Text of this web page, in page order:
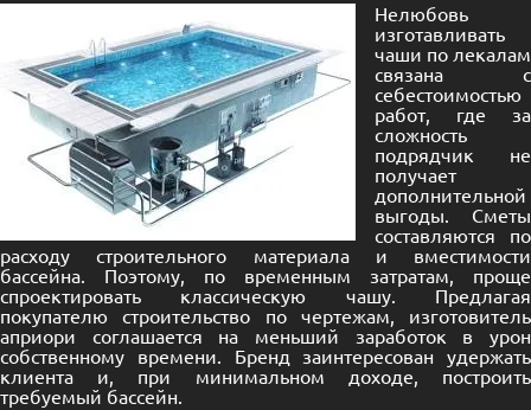
Нелюбовь
изготавливать
чаши по лекалам
связана с
себестоимостью
работ, где за
сложность
подрядчик не
получает
дополнительной
выгоды. Сметы
составляются по
расходу строительного материала и вместимости
бассейна. Поэтому, по временным затратам, проще
спроектировать классическую чашу. Предлагая
покупателю строительство по чертежам, изготовитель
априори соглашается на меньший заработок в урон
собственному времени. Бренд заинтересован удержать
клиента и, при минимальном доходе, построить
требуемый бассейн.